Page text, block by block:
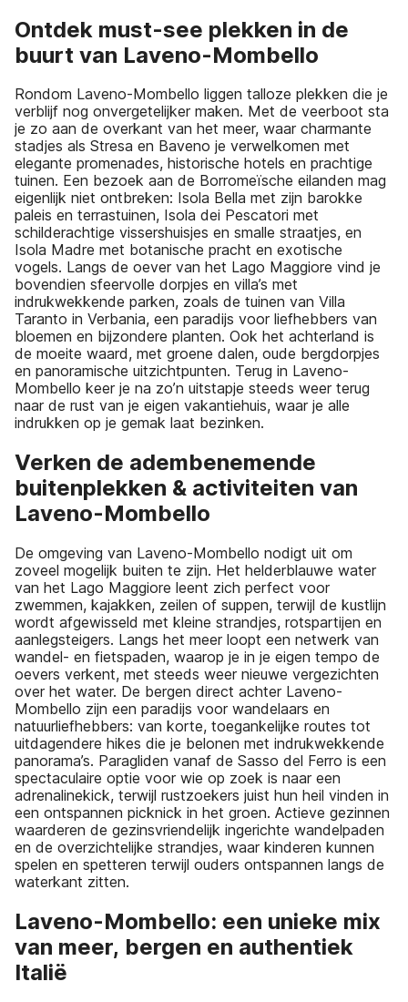
Ontdek must-see plekken in de
buurt van Laveno-Mombello
Rondom Laveno-Mombello liggen talloze plekken die je
verblijf nog onvergetelijker maken. Met de veerboot sta
je zo aan de overkant van het meer, waar charmante
stadjes als Stresa en Baveno je verwelkomen met
elegante promenades, historische hotels en prachtige
tuinen. Een bezoek aan de Borromeïsche eilanden mag
eigenlijk niet ontbreken: Isola Bella met zijn barokke
paleis en terrastuinen, Isola dei Pescatori met
schilderachtige vissershuisjes en smalle straatjes, en
Isola Madre met botanische pracht en exotische
vogels. Langs de oever van het Lago Maggiore vind je
bovendien sfeervolle dorpjes en villa’s met
indrukwekkende parken, zoals de tuinen van Villa
Taranto in Verbania, een paradijs voor liefhebbers van
bloemen en bijzondere planten. Ook het achterland is
de moeite waard, met groene dalen, oude bergdorpjes
en panoramische uitzichtpunten. Terug in Laveno-
Mombello keer je na zo’n uitstapje steeds weer terug
naar de rust van je eigen vakantiehuis, waar je alle
indrukken op je gemak laat bezinken.
Verken de adembenemende
buitenplekken & activiteiten van
Laveno-Mombello
De omgeving van Laveno-Mombello nodigt uit om
zoveel mogelijk buiten te zijn. Het helderblauwe water
van het Lago Maggiore leent zich perfect voor
zwemmen, kajakken, zeilen of suppen, terwijl de kustlijn
wordt afgewisseld met kleine strandjes, rotspartijen en
aanlegsteigers. Langs het meer loopt een netwerk van
wandel- en fietspaden, waarop je in je eigen tempo de
oevers verkent, met steeds weer nieuwe vergezichten
over het water. De bergen direct achter Laveno-
Mombello zijn een paradijs voor wandelaars en
natuurliefhebbers: van korte, toegankelijke routes tot
uitdagendere hikes die je belonen met indrukwekkende
panorama’s. Paragliden vanaf de Sasso del Ferro is een
spectaculaire optie voor wie op zoek is naar een
adrenalinekick, terwijl rustzoekers juist hun heil vinden in
een ontspannen picknick in het groen. Actieve gezinnen
waarderen de gezinsvriendelijk ingerichte wandelpaden
en de overzichtelijke strandjes, waar kinderen kunnen
spelen en spetteren terwijl ouders ontspannen langs de
waterkant zitten.
Laveno-Mombello: een unieke mix
van meer, bergen en authentiek
Italië